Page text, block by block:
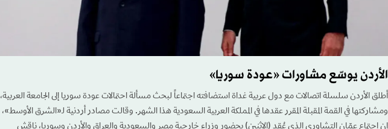
الأردن يوسّع مشاورات «عودة سوريا»
أطلق الأردن سلسلة اتصالات مع دول عربية غداة استضافته اجتماعاً لبحث مسألة احتمالات عودة سوريا إلى الجامعة العربية،
ومشاركتها في القمة المقبلة المقرر عقدها في المملكة العربية السعودية هذا الشهر. وقالت مصادر أردنية لـ«الشرق الأوسط»،
إن اجتماع عمّان التشاوري الذي عُقد (الاثنين) بحضور وزراء خارجية مصر والسعودية والعراق والأردن وسوريا، ناقش